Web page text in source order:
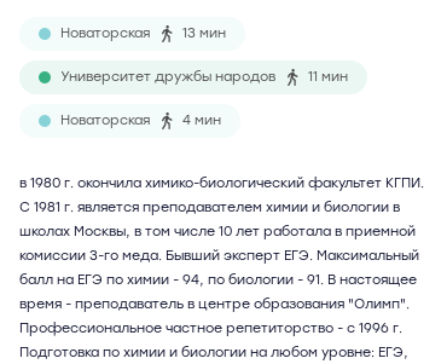
Новаторская 13 мин
Университет дружбы народов 11 мин
Новаторская 4 мин
в 1980 г. окончила химико-биологический факультет КГПИ.
С 1981 г. является преподавателем химии и биологии в
школах Москвы, в том числе 10 лет работала в приемной
комиссии 3-го меда. Бывший эксперт ЕГЭ. Максимальный
балл на ЕГЭ по химии - 94, по биологии - 91. В настоящее
время - преподаватель в центре образования "Олимп".
Профессиональное частное репетиторство - c 1996 г.
Подготовка по химии и биологии на любом уровне: ЕГЭ,